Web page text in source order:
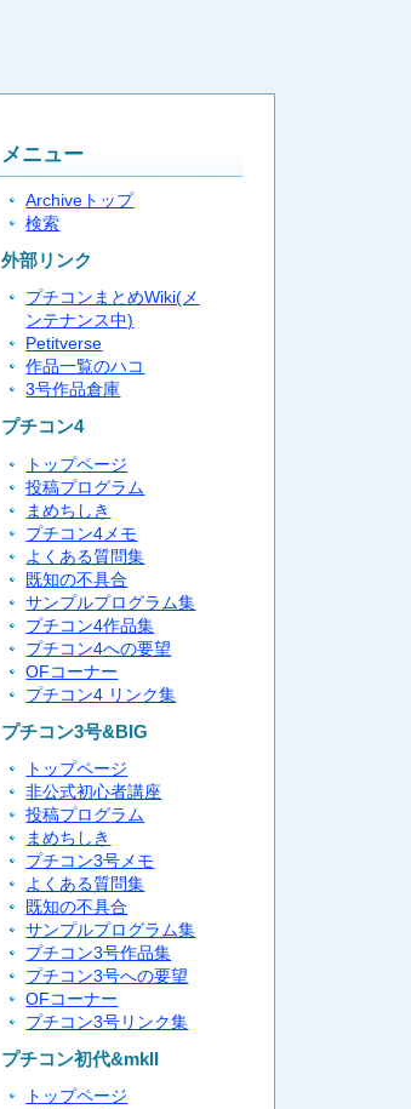
メニュー
Archiveトップ
検索
外部リンク
プチコンまとめWiki(メ
ンテナンス中)
Petitverse
作品一覧のハコ
3号作品倉庫
プチコン4
トップページ
投稿プログラム
まめちしき
プチコン4メモ
よくある質問集
既知の不具合
サンプルプログラム集
プチコン4作品集
プチコン4への要望
OFコーナー
プチコン4 リンク集
プチコン3号&BIG
トップページ
非公式初心者講座
投稿プログラム
まめちしき
プチコン3号メモ
よくある質問集
既知の不具合
サンプルプログラム集
プチコン3号作品集
プチコン3号への要望
OFコーナー
プチコン3号リンク集
プチコン初代&mkII
トップページ